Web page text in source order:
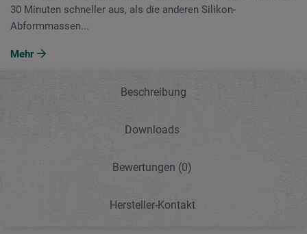
30 Minuten schneller aus, als die anderen Silikon-
Abformmassen...
Mehr
Beschreibung
Downloads
Bewertungen (0)
Hersteller-Kontakt